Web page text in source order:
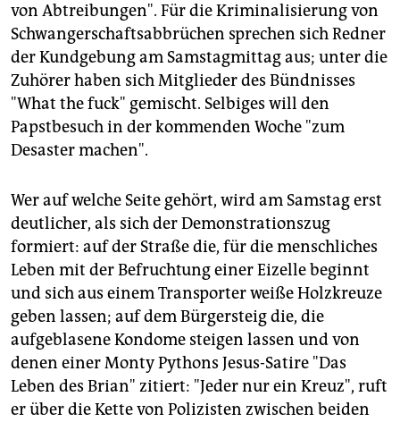
von Abtreibungen". Für die Kriminalisierung von
Schwangerschaftsabbrüchen sprechen sich Redner
der Kundgebung am Samstagmittag aus; unter die
Zuhörer haben sich Mitglieder des Bündnisses
"What the fuck" gemischt. Selbiges will den
Papstbesuch in der kommenden Woche "zum
Desaster machen".
Wer auf welche Seite gehört, wird am Samstag erst
deutlicher, als sich der Demonstrationszug
formiert: auf der Straße die, für die menschliches
Leben mit der Befruchtung einer Eizelle beginnt
und sich aus einem Transporter weiße Holzkreuze
geben lassen; auf dem Bürgersteig die, die
aufgeblasene Kondome steigen lassen und von
denen einer Monty Pythons Jesus-Satire "Das
Leben des Brian" zitiert: "Jeder nur ein Kreuz", ruft
er über die Kette von Polizisten zwischen beiden